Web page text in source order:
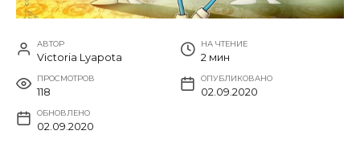
АВТОР
Victoria Lyapota
НА ЧТЕНИЕ
2 мин
ПРОСМОТРОВ
118
ОПУБЛИКОВАНО
02.09.2020
ОБНОВЛЕНО
02.09.2020